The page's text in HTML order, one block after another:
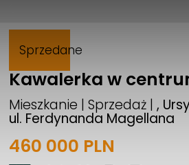
Sprzedane
Kawalerka w
Mieszkanie | Sprzedaż |,
ul. Ferdynanda Magellana
460 000 PLN